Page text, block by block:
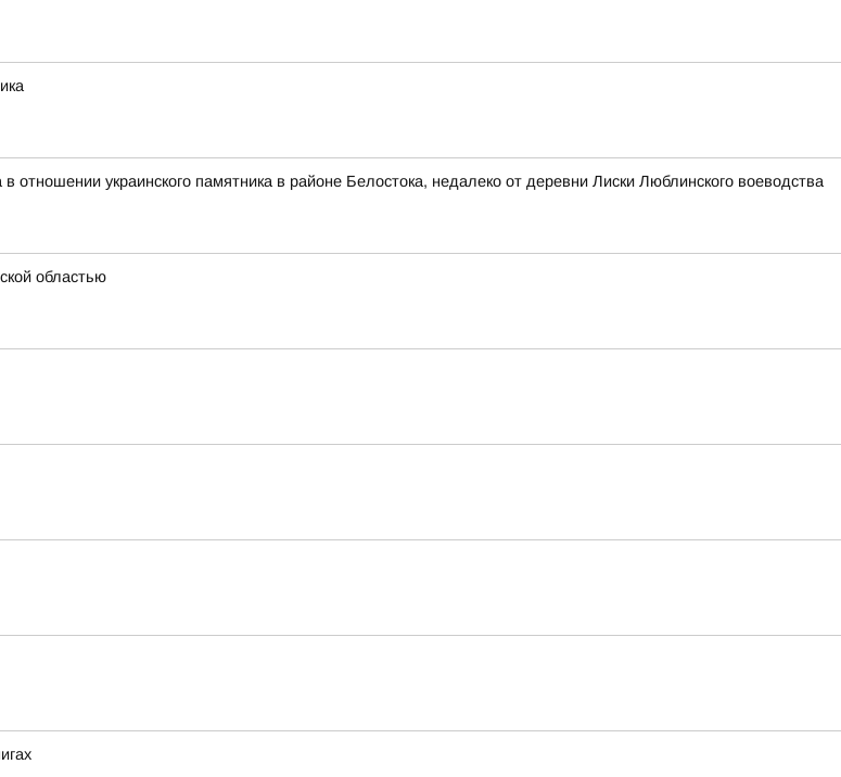
украинского памятника в районе Белостока, недалеко от деревни Лиски Люблинского воеводства
областью